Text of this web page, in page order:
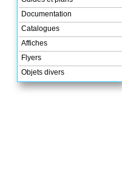
Documentation
Catalogues
Affiches
Flyers
Objets divers